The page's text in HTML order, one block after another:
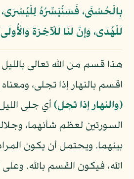
بِالْحُسْنَى، فَسَنُيَسِّرُهُ لِلْيُسْرَى،
لَلْهُدَى، وَإِنَّ لَنَا لَلْآخِرَةَ
هذا قسم من الله تعالى
اقسم بالنهار إذا تجلى،
(والنهار إذا تجل) أي جلى
السورتين لعظم شأنهما،
بينهما. ويحتمل أن يكون
الله، فيكون القسم بالله.